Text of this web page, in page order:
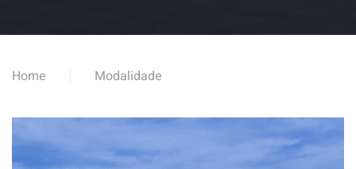
Home Modalidade